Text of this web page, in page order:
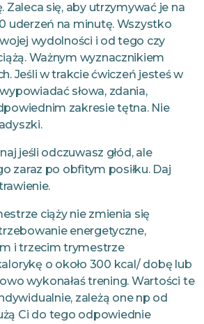
Zaleca się, aby utrzymywać je na
uderzeń na minutę. Wszystko
wydolności i od tego czy
Ważnym wyznacznikiem
Jeśli w trakcie ćwiczeń jesteś w
słowa, zdania,
zakresie tętna. Nie
jeśli odczuwasz głód, ale
zaraz po obfitym posiłku. Daj
ciąży nie zmienia się
energetyczne,
i trzecim trymestrze
o około 300 kcal/ dobę lub
wykonałaś trening. Wartości te
zależą one np od
Ci do tego odpowiednie